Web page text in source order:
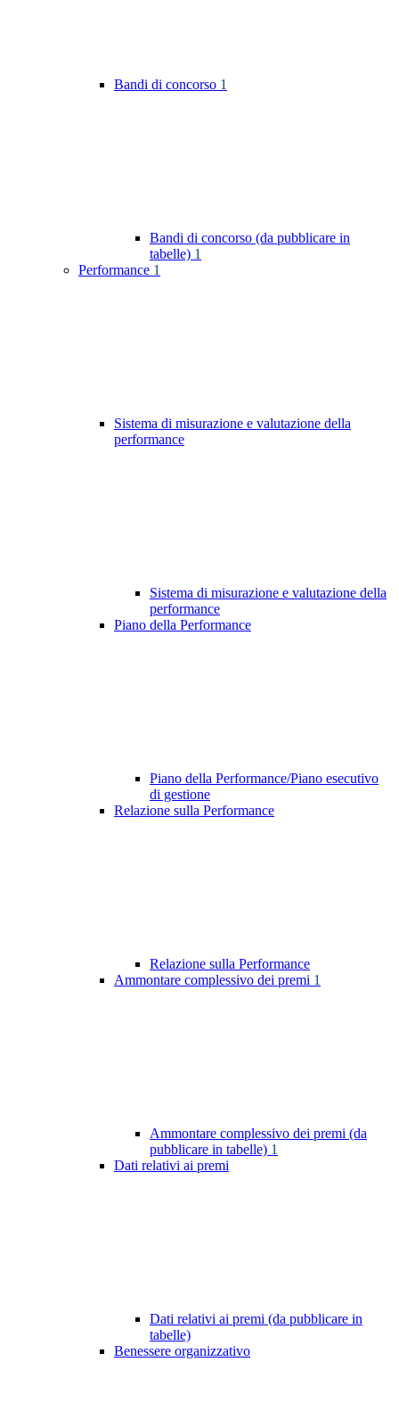
Bandi di concorso 1
Bandi di concorso (da pubblicare in
tabelle) 1
Performance 1
Sistema di misurazione e valutazione della
performance
Sistema di misurazione e valutazione della
performance
Piano della Performance
Piano della Performance/Piano esecutivo
di gestione
Relazione sulla Performance
Relazione sulla Performance
Ammontare complessivo dei premi 1
Ammontare complessivo dei premi (da
pubblicare in tabelle) 1
Dati relativi ai premi
Dati relativi ai premi (da pubblicare in
tabelle)
Benessere organizzativo